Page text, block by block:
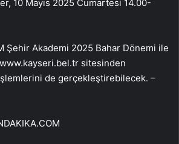
10 Mayıs 2025 Cumartesi 14.00-
Şehir Akademi 2025 Bahar Dönemi ile
sitesinden
de gerçekleştirebilecek. –